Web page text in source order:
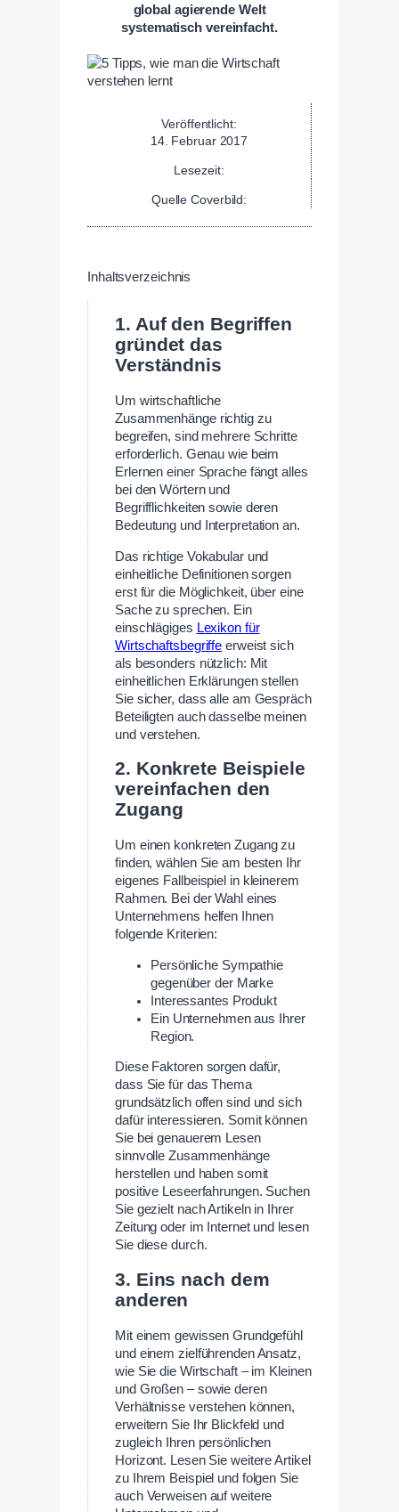
global agierende Welt
systematisch vereinfacht.
Veröffentlicht:
14. Februar 2017
Lesezeit:
Quelle Coverbild:
Inhaltsverzeichnis
1. Auf den Begriffen
gründet das
Verständnis
Um wirtschaftliche
Zusammenhänge richtig zu
begreifen, sind mehrere Schritte
erforderlich. Genau wie beim
Erlernen einer Sprache fängt alles
bei den Wörtern und
Begrifflichkeiten sowie deren
Bedeutung und Interpretation an.
Das richtige Vokabular und
einheitliche Definitionen sorgen
erst für die Möglichkeit, über eine
Sache zu sprechen. Ein
einschlägiges Lexikon für
Wirtschaftsbegriffe erweist sich
als besonders nützlich: Mit
einheitlichen Erklärungen stellen
Sie sicher, dass alle am Gespräch
Beteiligten auch dasselbe meinen
und verstehen.
2. Konkrete Beispiele
vereinfachen den
Zugang
Um einen konkreten Zugang zu
finden, wählen Sie am besten Ihr
eigenes Fallbeispiel in kleinerem
Rahmen. Bei der Wahl eines
Unternehmens helfen Ihnen
folgende Kriterien:
Persönliche Sympathie
gegenüber der Marke
Interessantes Produkt
Ein Unternehmen aus Ihrer
Region.
Diese Faktoren sorgen dafür,
dass Sie für das Thema
grundsätzlich offen sind und sich
dafür interessieren. Somit können
Sie bei genauerem Lesen
sinnvolle Zusammenhänge
herstellen und haben somit
positive Leseerfahrungen. Suchen
Sie gezielt nach Artikeln in Ihrer
Zeitung oder im Internet und lesen
Sie diese durch.
3. Eins nach dem
anderen
Mit einem gewissen Grundgefühl
und einem zielführenden Ansatz,
wie Sie die Wirtschaft – im Kleinen
und Großen – sowie deren
Verhältnisse verstehen können,
erweitern Sie Ihr Blickfeld und
zugleich Ihren persönlichen
Horizont. Lesen Sie weitere Artikel
zu Ihrem Beispiel und folgen Sie
auch Verweisen auf weitere